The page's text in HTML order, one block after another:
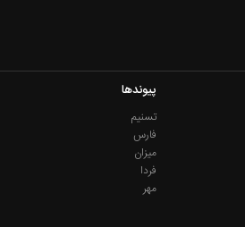
پیوندها
تسنیم
فارس
میزان
فردا
مهر